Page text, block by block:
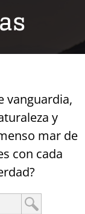
vanguardia,
y
mar de
con cada